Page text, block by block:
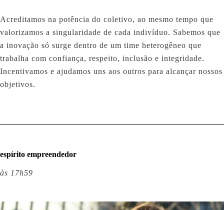
Acreditamos na potência do coletivo, ao mesmo tempo que
valorizamos a singularidade de cada indivíduo. Sabemos que
a inovação só surge dentro de um time heterogêneo que
trabalha com confiança, respeito, inclusão e integridade.
Incentivamos e ajudamos uns aos outros para alcançar nossos
objetivos.
espírito empreendedor
às 17h59